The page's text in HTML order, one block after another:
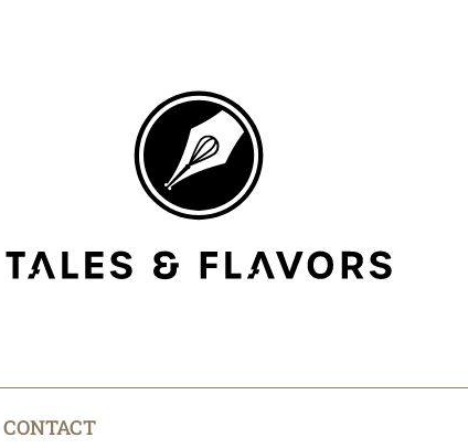
CONTACT